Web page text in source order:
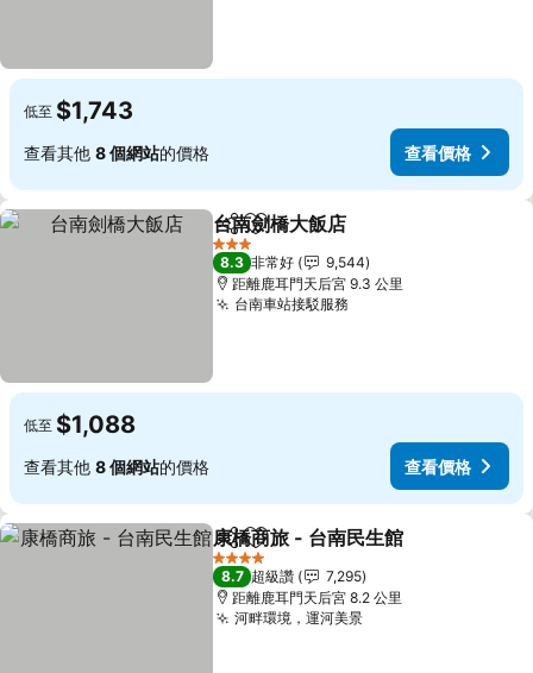
低至 $1,743
查看其他 8 個網站的價格 查看價格
分享 加入我的最愛
台南劍橋大飯店
3 星級
8.3 非常好
9,544
距離鹿耳門天后宮 9.3 公里
台南車站接駁服務
低至 $1,088
查看其他 8 個網站的價格 查看價格
分享 加入我的最愛
康橋商旅 - 台南民生館
4 星級
8.7 超級讚
7,295
距離鹿耳門天后宮 8.2 公里
河畔環境，運河美景